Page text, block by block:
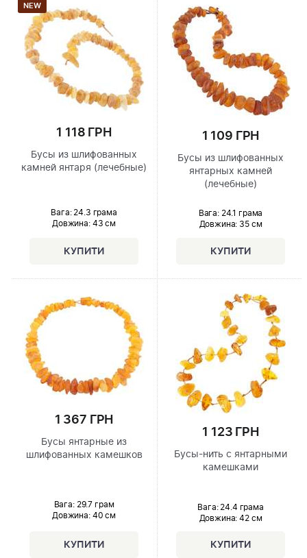
NEW
1 118 ГРН
Бусы из шлифованных
камней янтаря (лечебные)
Вага: 24.3 грама
Довжина:43 см
1 109 ГРН
Бусы из шлифованных
янтарных камней
(лечебные)
Вага: 24.1 грама
Довжина: 35 см
1 367 ГРН
Бусы янтарные из
шлифованных камешков
Вага: 29.7 грам
Довжина:40 см
1 123 ГРН
Бусы-нить с янтарными
камешками
Вага: 24.4 грама
Довжина: 42 см